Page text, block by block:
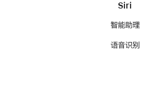
Siri
智能助理
语音识别